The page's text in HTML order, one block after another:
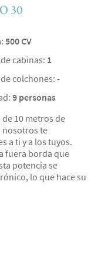
30
500 CV
cabinas: 1
colchones:-
9 personas
de 10 metros de
nosotros te
a ti y a los tuyos.
fuera borda que
potencia se
lo que hace su